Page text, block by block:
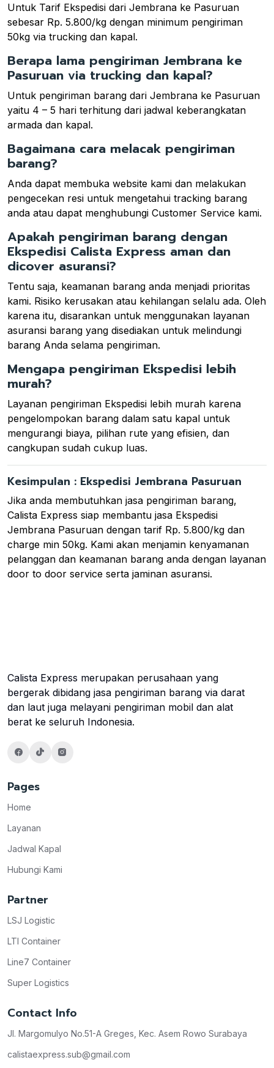
Untuk Tarif Ekspedisi dari Jembrana ke Pasuruan
sebesar Rp. 5.800/kg dengan minimum pengiriman
50kg via trucking dan kapal.
Berapa lama pengiriman Jembrana ke
Pasuruan via trucking dan kapal?
Untuk pengiriman barang dari Jembrana ke Pasuruan
yaitu 4 – 5 hari terhitung dari jadwal keberangkatan
armada dan kapal.
Bagaimana cara melacak pengiriman
barang?
Anda dapat membuka website kami dan melakukan
pengecekan resi untuk mengetahui tracking barang
anda atau dapat menghubungi Customer Service kami.
Apakah pengiriman barang dengan
Ekspedisi Calista Express aman dan
dicover asuransi?
Tentu saja, keamanan barang anda menjadi prioritas
kami. Risiko kerusakan atau kehilangan selalu ada. Oleh
karena itu, disarankan untuk menggunakan layanan
asuransi barang yang disediakan untuk melindungi
barang Anda selama pengiriman.
Mengapa pengiriman Ekspedisi lebih
murah?
Layanan pengiriman Ekspedisi lebih murah karena
pengelompokan barang dalam satu kapal untuk
mengurangi biaya, pilihan rute yang efisien, dan
cangkupan sudah cukup luas.
Kesimpulan : Ekspedisi Jembrana Pasuruan
Jika anda membutuhkan jasa pengiriman barang,
Calista Express siap membantu jasa Ekspedisi
Jembrana Pasuruan dengan tarif Rp. 5.800/kg dan
charge min 50kg. Kami akan menjamin kenyamanan
pelanggan dan keamanan barang anda dengan layanan
door to door service serta jaminan asuransi.
Calista Express merupakan perusahaan yang
bergerak dibidang jasa pengiriman barang via darat
dan laut juga melayani pengiriman mobil dan alat
berat ke seluruh Indonesia.
Pages
Home
Layanan
Jadwal Kapal
Hubungi Kami
Partner
LSJ Logistic
LTI Container
Line7 Container
Super Logistics
Contact Info
Jl. Margomulyo No.51-A Greges, Kec. Asem Rowo Surabaya
calistaexpress.sub@gmail.com